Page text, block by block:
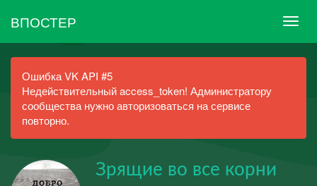
ВПОСТЕР
Ошибка VK API #5
Недействительный access_token! Администратору
сообщества нужно авторизоваться на сервисе
повторно.
Зрящие во все корни